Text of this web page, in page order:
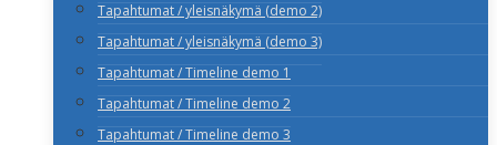
Tapahtumat / yleisnäkymä (demo 2)
Tapahtumat / yleisnäkymä (demo 3)
Tapahtumat / Timeline demo 1
Tapahtumat / Timeline demo 2
Tapahtumat / Timeline demo 3